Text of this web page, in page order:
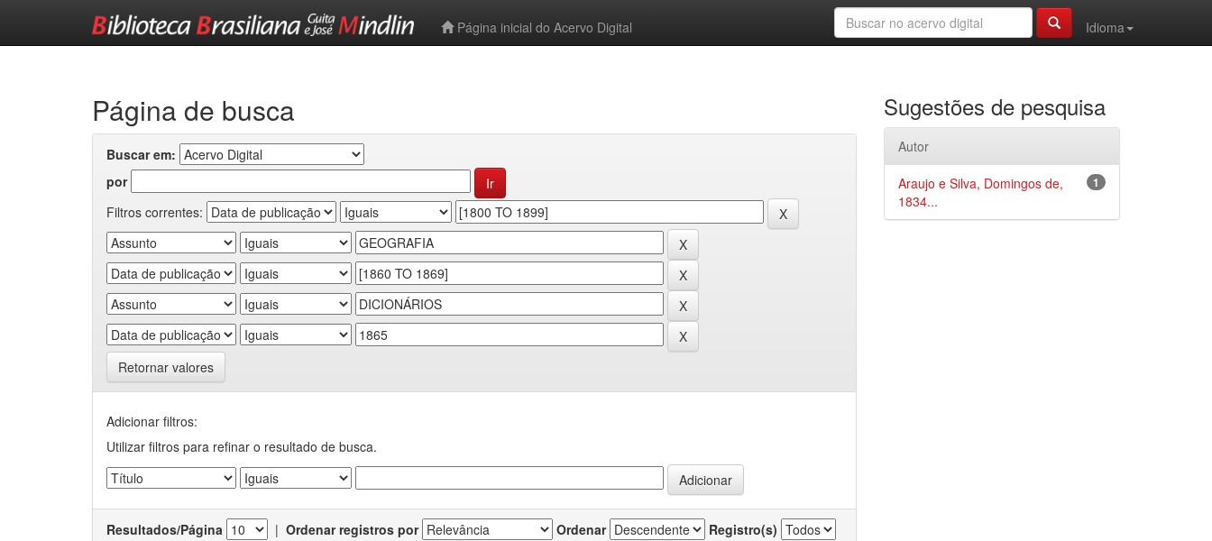
Página inicial do Acervo Digital
Idioma
Página de busca
Buscar em:
por
Filtros correntes:
Retornar valores
Adicionar filtros:
Utilizar filtros para refinar o resultado de busca.
Resultados/Página | Ordenar registros por Ordenar Registro(s)
Sugestões de pesquisa
Autor
1
Araujo e Silva, Domingos de,
1834...